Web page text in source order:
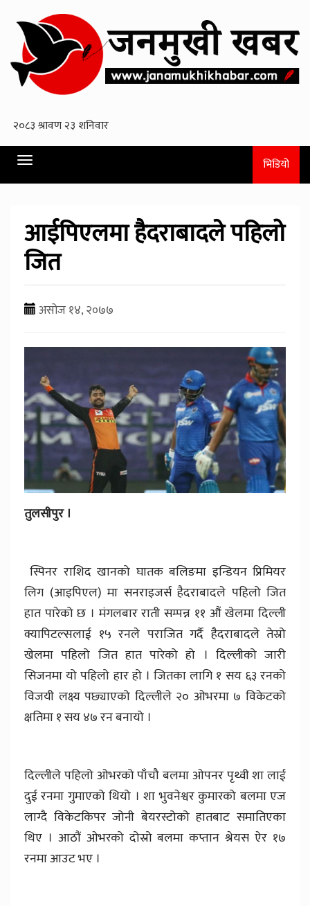
Toggle
navigation
भिडियो
आईपिएलमा हैदराबादले पहिलो
जित
असोज १४, २०७७
तुलसीपुर ।
स्पिनर राशिद खानको घातक बलिङमा इन्डियन प्रिमियर
लिग (आइपिएल) मा सनराइजर्स हैदराबादले पहिलो जित
हात पारेको छ । मंगलबार राती सम्पन्न ११ औं खेलमा दिल्ली
क्यापिटल्सलाई १५ रनले पराजित गर्दै हैदराबादले तेस्रो
खेलमा पहिलो जित हात पारेको हो । दिल्लीको जारी
सिजनमा यो पहिलो हार हो । जितका लागि १ सय ६३ रनको
विजयी लक्ष्य पछ्याएको दिल्लीले २० ओभरमा ७ विकेटको
क्षतिमा १ सय ४७ रन बनायो ।
दिल्लीले पहिलो ओभरको पाँचौ बलमा ओपनर पृथ्वी शा लाई
दुई रनमा गुमाएको थियो । शा भुवनेश्वर कुमारको बलमा एज
लाग्दै विकेटकिपर जोनी बेयरस्टोको हातबाट समातिएका
थिए । आठौं ओभरको दोस्रो बलमा कप्तान श्रेयस ऐर १७
रनमा आउट भए ।